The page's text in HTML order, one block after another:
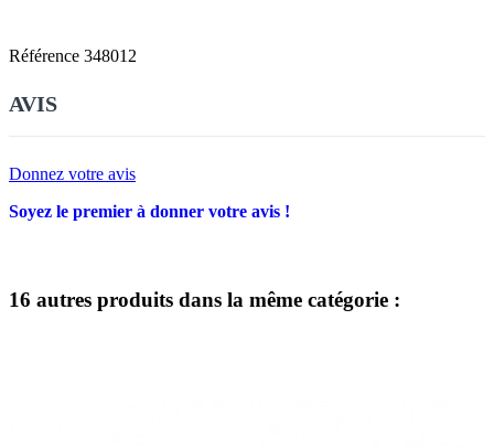
Référence 348012
AVIS
Donnez votre avis
Soyez le premier à donner votre avis !
16 autres produits dans la même catégorie :